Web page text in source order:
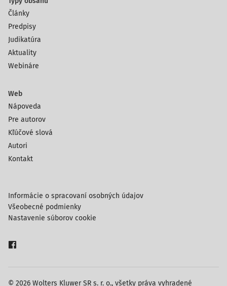
Články
Predpisy
Judikatúra
Aktuality
Webináre
Web
Nápoveda
Pre autorov
Kľúčové slová
Autori
Kontakt
© 2026 Wolters Kluwer SR s. r. o., všetky práva vyhradené
Informácie o spracovaní osobných údajov
Všeobecné podmienky
Nastavenie súborov cookie